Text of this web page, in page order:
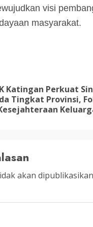
visi
masyarakat.
Katingan Perkuat
Tingkat Provinsi,
akan
KATINGAN
Hingga
Sungai
11 MEI 2026